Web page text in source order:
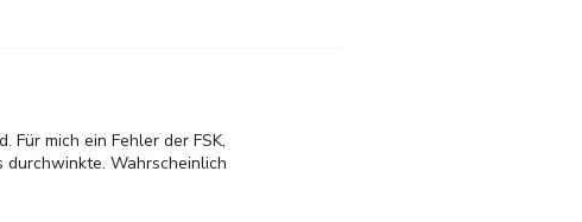
mich ein Fehler der FSK,
Wahrscheinlich